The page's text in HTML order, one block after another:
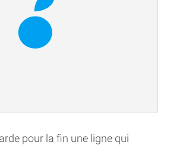
pour la fin une ligne qui